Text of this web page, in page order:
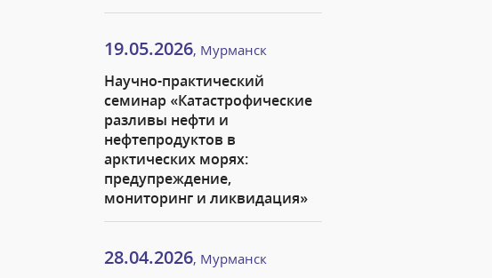
19.05.2026, Мурманск
Научно-практический
семинар «Катастрофические
разливы нефти и
нефтепродуктов в
арктических морях:
предупреждение,
мониторинг и ликвидация»
28.04.2026, Мурманск